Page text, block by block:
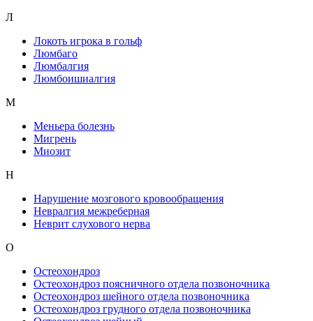
Л
Локоть игрока в гольф
Люмбаго
Люмбалгия
Люмбоишиалгия
М
Меньера болезнь
Мигрень
Миозит
Н
Нарушение мозгового кровообращения
Невралгия межреберная
Неврит слухового нерва
О
Остеохондроз
Остеохондроз поясничного отдела позвоночника
Остеохондроз шейного отдела позвоночника
Остеохондроз грудного отдела позвоночника